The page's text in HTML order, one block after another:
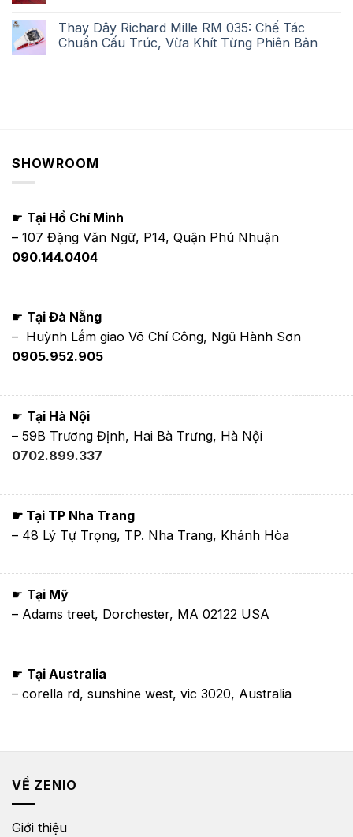
Thay Dây Richard Mille RM 035: Chế Tác
Chuẩn Cấu Trúc, Vừa Khít Từng Phiên Bản
SHOWROOM
☛ Tại Hồ Chí Minh
– 107 Đặng Văn Ngữ, P14, Quận Phú Nhuận
090.144.0404
☛ Tại Đà Nẵng
– Huỳnh Lắm giao Võ Chí Công, Ngũ Hành Sơn
0905.952.905
☛ Tại Hà Nội
– 59B Trương Định, Hai Bà Trưng, Hà Nội
0702.899.337
☛ Tại TP Nha Trang
– 48 Lý Tự Trọng, TP. Nha Trang, Khánh Hòa
☛ Tại Mỹ
– Adams treet, Dorchester, MA 02122 USA
☛ Tại Australia
– corella rd, sunshine west, vic 3020, Australia
VỀ ZENIO
Giới thiệu